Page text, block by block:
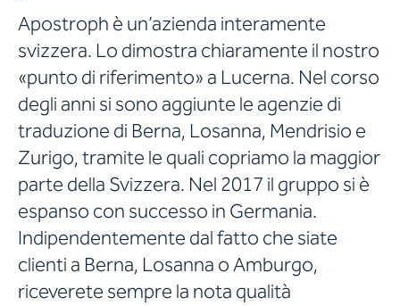
Apostroph è un’azienda interamente
svizzera. Lo dimostra chiaramente il nostro
«punto di riferimento» a Lucerna. Nel corso
degli anni si sono aggiunte le agenzie di
traduzione di Berna, Losanna, Mendrisio e
Zurigo, tramite le quali copriamo la maggior
parte della Svizzera. Nel 2017 il gruppo si è
espanso con successo in Germania.
Indipendentemente dal fatto che siate
clienti a Berna, Losanna o Amburgo,
riceverete sempre la nota qualità